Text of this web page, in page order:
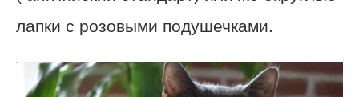
лапки с розовыми подушечками.